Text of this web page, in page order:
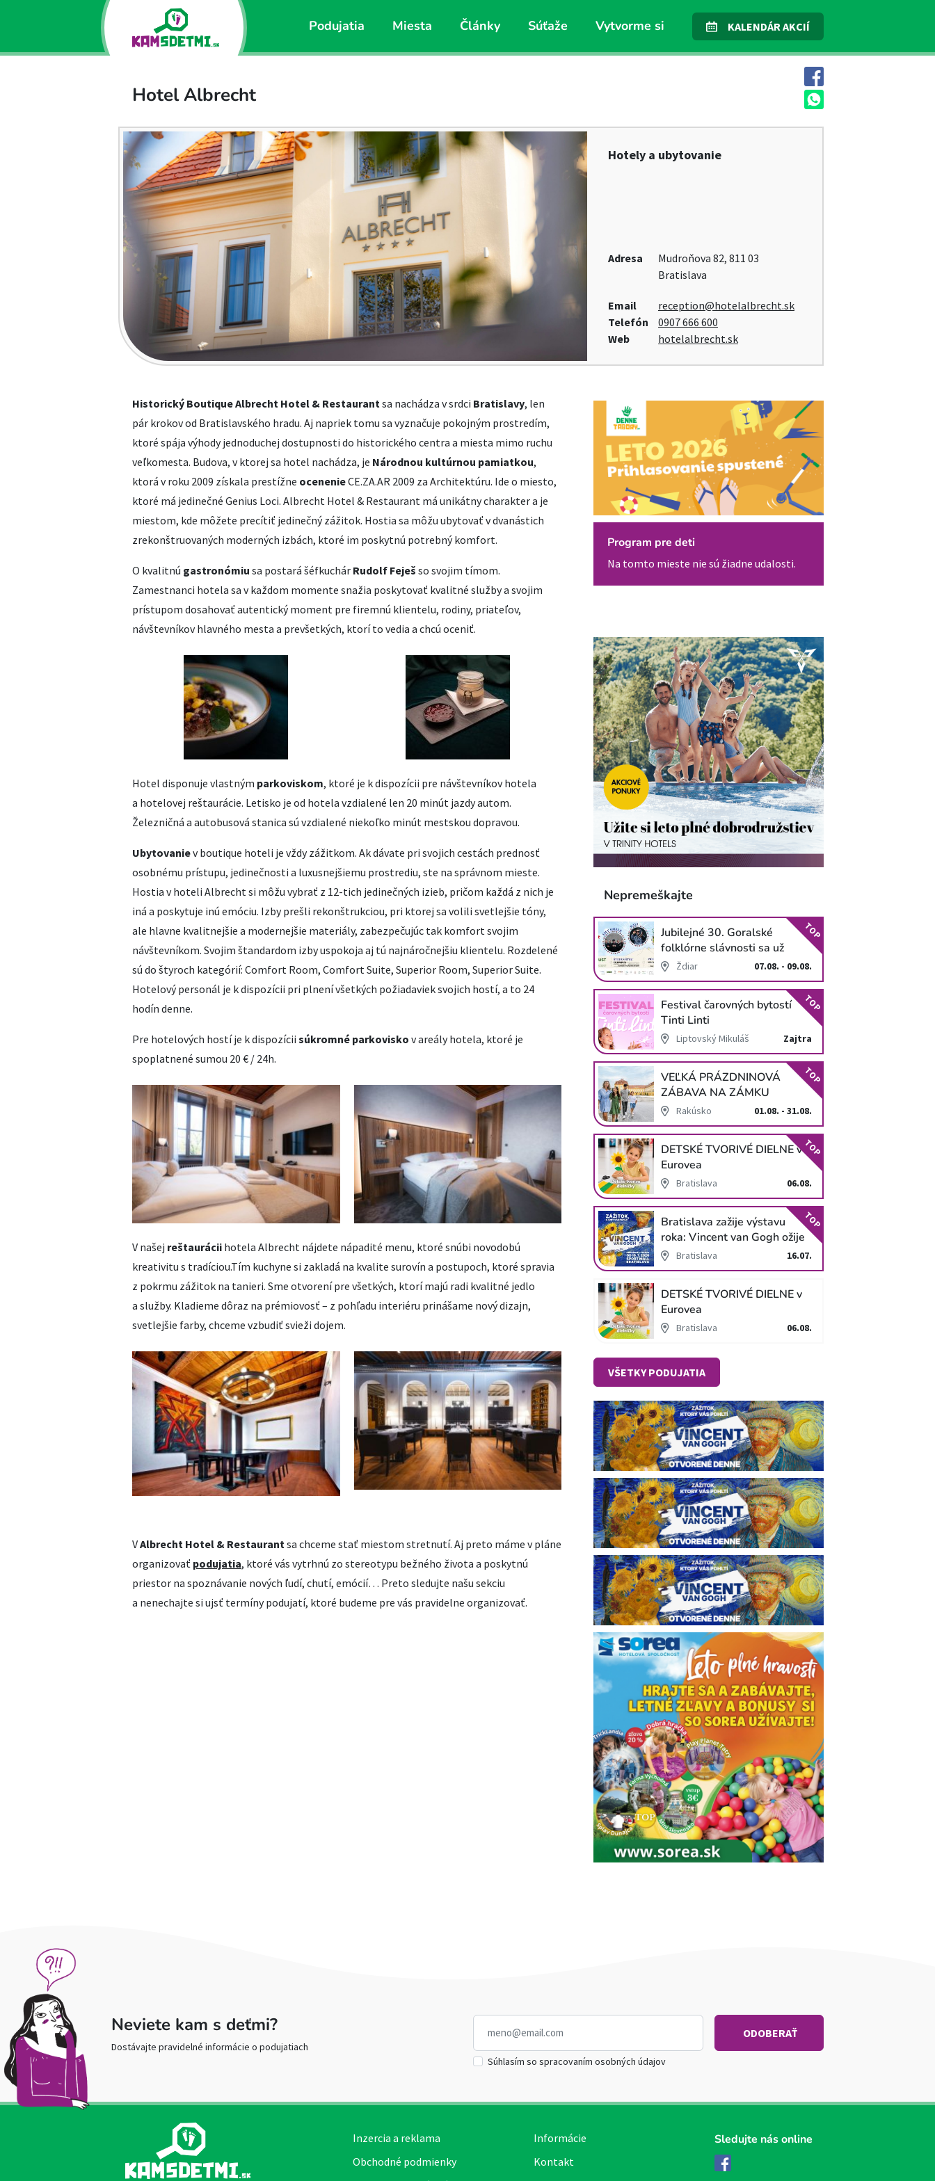
Podujatia Miesta Články Súťaže Vytvorme si KALENDÁR AKCIÍ
Hotel Albrecht
Hotely a ubytovanie
Adresa
Mudroňova 82, 811 03
Bratislava
Email
reception@hotelalbrecht.sk
Telefón
0907 666 600
Web
hotelalbrecht.sk
Historický Boutique Albrecht Hotel & Restaurantsa nachádza v srdci Bratislavy, len
pár krokov od Bratislavského hradu. Aj napriek tomu sa vyznačuje pokojným prostredím,
ktoré spája výhody jednoduchej dostupnosti do historického centra a miesta mimo ruchu
veľkomesta. Budova, v ktorej sa hotel nachádza, je Národnou kultúrnou pamiatkou,
ktorá v roku 2009 získala prestížne ocenenieCE.ZA.AR 2009 za Architektúru. Ide o miesto,
ktoré má jedinečné Genius Loci. Albrecht Hotel & Restaurant má unikátny charakter a je
miestom, kde môžete precítiť jedinečný zážitok. Hostia sa môžu ubytovať v dvanástich
zrekonštruovaných moderných izbách, ktoré im poskytnú potrebný komfort.
O kvalitnú gastronómiu sa postará šéfkuchár Rudolf Feješ so svojim tímom.
Zamestnanci hotela sa v každom momente snažia poskytovať kvalitné služby a svojim
prístupom dosahovať autentický moment pre firemnú klientelu, rodiny, priateľov,
návštevníkov hlavného mesta a prevšetkých, ktorí to vedia a chcú oceniť.
Hotel disponuje vlastným parkoviskom, ktoré je k dispozícii pre návštevníkov hotela
a hotelovej reštaurácie. Letisko je od hotela vzdialené len 20 minút jazdy autom.
Železničná a autobusová stanica sú vzdialené niekoľko minút mestskou dopravou.
Ubytovaniev boutique hoteli je vždy zážitkom. Ak dávate pri svojich cestách prednosť
osobnému prístupu, jedinečnosti a luxusnejšiemu prostrediu, ste na správnom mieste.
Hostia v hoteli Albrecht si môžu vybrať z 12-tich jedinečných izieb, pričom každá z nich je
iná a poskytuje inú emóciu. Izby prešli rekonštrukciou, pri ktorej sa volili svetlejšie tóny,
ale hlavne kvalitnejšie a modernejšie materiály, zabezpečujúc tak komfort svojim
návštevníkom. Svojim štandardom izby uspokoja aj tú najnáročnejšiu klientelu. Rozdelené
sú do štyroch kategórií: Comfort Room, Comfort Suite, Superior Room, Superior Suite.
Hotelový personál je k dispozícii pri plnení všetkých požiadaviek svojich hostí, a to 24
hodín denne.
Pre hotelových hostí je k dispozícii súkromné parkovisko v areály hotela, ktoré je
spoplatnené sumou 20 € / 24h.
V našej reštaurácii hotela Albrecht nájdete nápadité menu, ktoré snúbi novodobú
kreativitu s tradíciou.Tím kuchyne si zakladá na kvalite surovín a postupoch, ktoré spravia
z pokrmu zážitok na tanieri. Sme otvorení pre všetkých, ktorí majú radi kvalitné jedlo
a služby. Kladieme dôraz na prémiovosť – z pohľadu interiéru prinášame nový dizajn,
svetlejšie farby, chceme vzbudiť svieži dojem.
VAlbrecht Hotel & Restaurantsa chceme stať miestom stretnutí. Aj preto máme v pláne
organizovať podujatia, ktoré vás vytrhnú zo stereotypu bežného života a poskytnú
priestor na spoznávanie nových ľudí, chutí, emócií… Preto sledujte našu sekciu
a nenechajte si ujsť termíny podujatí, ktoré budeme pre vás pravidelne organizovať.
Program pre deti
Na tomto mieste nie sú žiadne udalosti.
Nepremeškajte
Jubilejné 30. Goralské
folklórne slávnosti sa už
blížiaŽdiar 07.08. - 09.08.
TOP
Festival čarovných bytostí
Tinti Linti
Liptovský Mikuláš Zajtra
TOP
VEĽKÁ PRÁZDNINOVÁ
ZÁBAVA NA ZÁMKU
SCHLOSS HOF
Rakúsko 01.08. - 31.08.
TOP
DETSKÉ TVORIVÉ DIELNE v
Eurovea
Bratislava 06.08.
TOP
Bratislava zažije výstavu
roka: Vincent van Gogh ožije
v unikátnej imerzívnej šou!
Bratislava 16.07.
TOP
DETSKÉ TVORIVÉ DIELNE v
Eurovea
Bratislava 06.08.
VŠETKY PODUJATIA
Neviete kam s deťmi?
Dostávajte pravidelné informácie o podujatiach
Súhlasím so spracovaním osobných údajov
Inzercia a reklama
Obchodné podmienky
Informácie
Kontakt
Sledujte nás online